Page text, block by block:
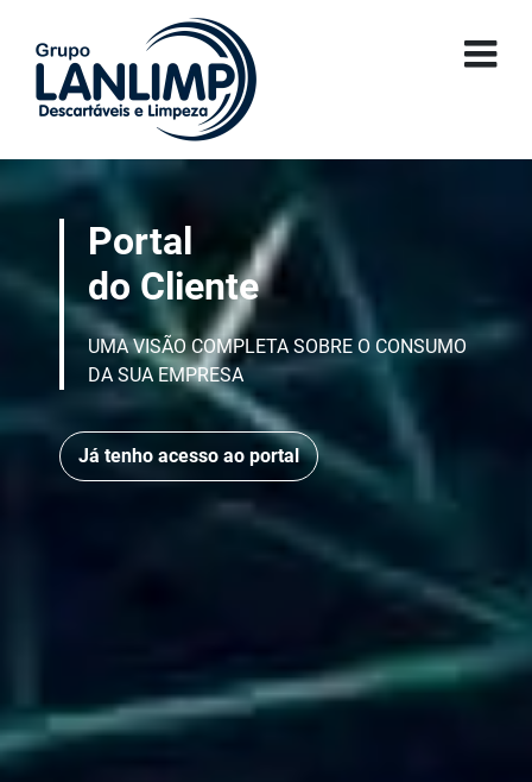
Portal
do Cliente
UMA VISÃO COMPLETA SOBRE O CONSUMO
DA SUA EMPRESA
Já tenho acesso ao portal